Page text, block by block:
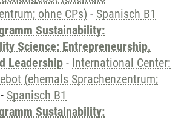
ohne CPs) - Spanisch B1
Sustainability:
Science: Entrepreneurship,
Leadership - International Center:
(ehemals Sprachenzentrum;
- Spanisch B1
Sustainability: